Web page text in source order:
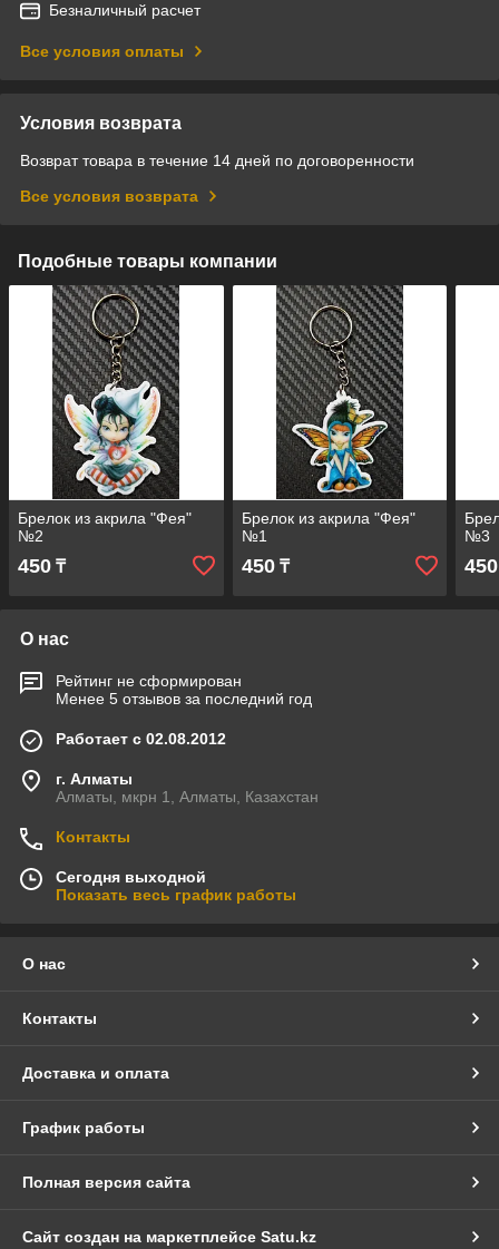
Безналичный расчет
Все условия оплаты
Условия возврата
Возврат товара в течение 14 дней по договоренности
Все условия возврата
Подобные товары компании
Брелок из акрила "Фея"
№2
450 ₸
Брелок из акрила "Фея"
№1
450₸
№3
450
О нас
Рейтинг не сформирован
Менее 5 отзывов за последний год
Работает с 02.08.2012
г. Алматы
Алматы, мкрн 1, Алматы, Казахстан
Контакты
Сегодня выходной
Показать весь график работы
О нас
Контакты
Доставка и оплата
График работы
Полная версия сайта
Сайт создан на маркетплейсе Satu.kz